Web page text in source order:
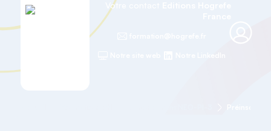
Votre contact